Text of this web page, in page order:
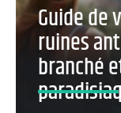
Guide de
ruines
branché